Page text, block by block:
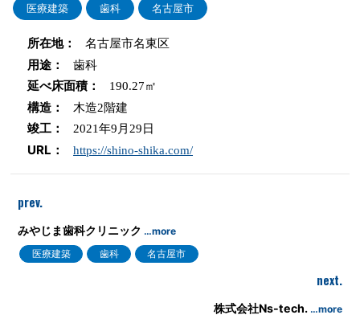
医療建築 歯科 名古屋市
所在地： 名古屋市名東区
用途： 歯科
延べ床面積： 190.27㎡
構造： 木造2階建
竣工： 2021年9月29日
URL： https://shino-shika.com/
prev.
みやじま歯科クリニック …more
医療建築
歯科 名古屋市
next.
株式会社Ns-tech. …more